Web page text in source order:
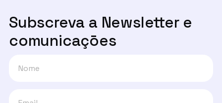
Subscreva a Newsletter e
comunicaçōes